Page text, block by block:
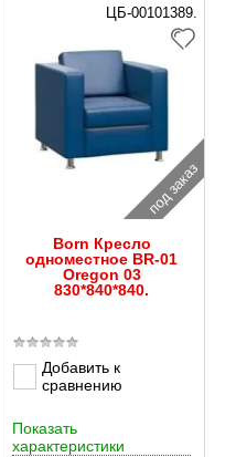
ЦБ-00101389.
под заказ
Born Кресло
одноместное BR-01
Oregon 03
830*840*840.
Добавить к
сравнению
Показать
характеристики